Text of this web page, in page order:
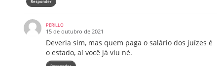
Responder
PERILLO
15 de outubro de 2021
Deveria sim, mas quem paga o salário dos juízes é
o estado, aí você já viu né.